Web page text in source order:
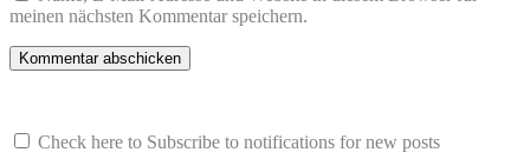
meinen nächsten Kommentar speichern.
Check here to Subscribe to notifications for new posts